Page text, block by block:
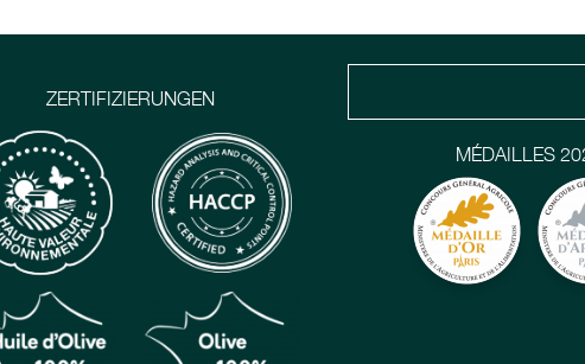
ZERTIFIZIERUNGEN
MÉDAILLES